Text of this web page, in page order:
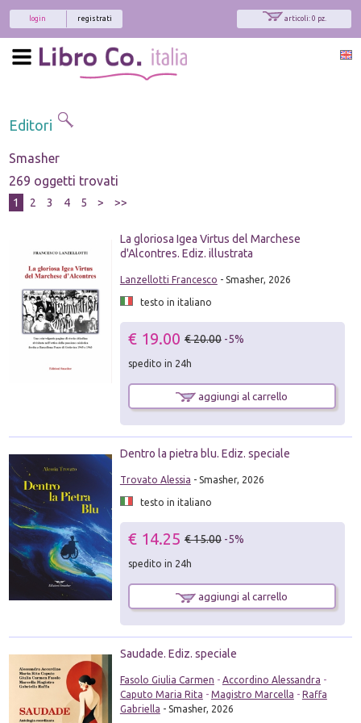
articoli: 0 pz.
registrati
login
Editori
Smasher
269 oggetti trovati
1 2 3 4 5 > >>
La gloriosa Igea Virtus del Marchese
d'Alcontres. Ediz. illustrata
Lanzellotti Francesco - Smasher, 2026
testo in italiano
€ 19.00 € 20.00 -5%
spedito in 24h
aggiungi al carrello
Dentro la pietra blu. Ediz. speciale
Trovato Alessia - Smasher, 2026
testo in italiano
€ 14.25 € 15.00 -5%
spedito in 24h
aggiungi al carrello
Saudade. Ediz. speciale
Fasolo Giulia Carmen - Accordino Alessandra -
Caputo Maria Rita - Magistro Marcella - Raffa
Gabriella - Smasher, 2026